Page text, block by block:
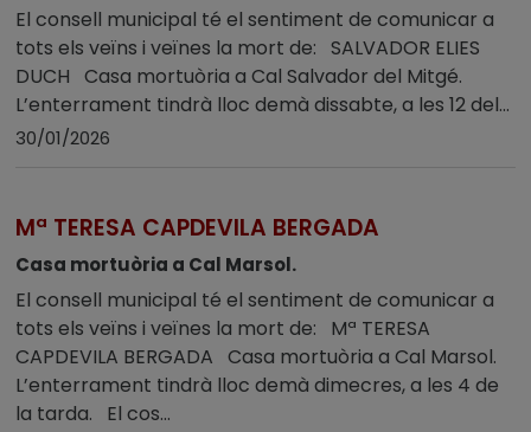
El consell municipal té el sentiment de comunicar a
tots els veïns i veïnes la mort de: SALVADOR ELIES
DUCH Casa mortuòria a Cal Salvador del Mitgé.
L’enterrament tindrà lloc demà dissabte, a les 12 del...
30/01/2026
Mª TERESA CAPDEVILA BERGADA
Casa mortuòria a Cal Marsol.
El consell municipal té el sentiment de comunicar a
tots els veïns i veïnes la mort de: Mª TERESA
CAPDEVILA BERGADA Casa mortuòria a Cal Marsol.
L’enterrament tindrà lloc demà dimecres, a les 4 de
la tarda. El cos...